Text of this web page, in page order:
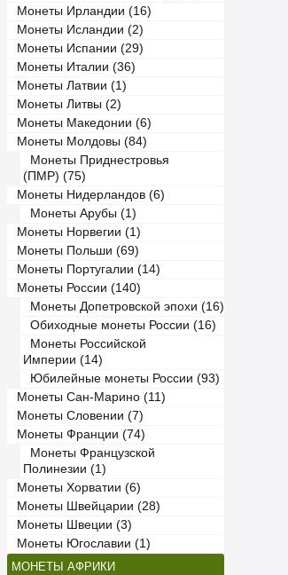
Монеты Ирландии (16)
Монеты Исландии (2)
Монеты Испании (29)
Монеты Италии (36)
Монеты Латвии (1)
Монеты Литвы (2)
Монеты Македонии (6)
Монеты Молдовы (84)
Монеты Приднестровья
(ПМР) (75)
Монеты Нидерландов (6)
Монеты Арубы (1)
Монеты Норвегии (1)
Монеты Польши (69)
Монеты Португалии (14)
Монеты России (140)
Монеты Допетровской эпохи (16)
Обиходные монеты России (16)
Монеты Российской
Империи (14)
Юбилейные монеты России (93)
Монеты Сан-Марино (11)
Монеты Словении (7)
Монеты Франции (74)
Монеты Французской
Полинезии (1)
Монеты Хорватии (6)
Монеты Швейцарии (28)
Монеты Швеции (3)
Монеты Югославии (1)
МОНЕТЫ АФРИКИ